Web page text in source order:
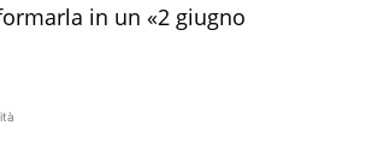
in un «2 giugno